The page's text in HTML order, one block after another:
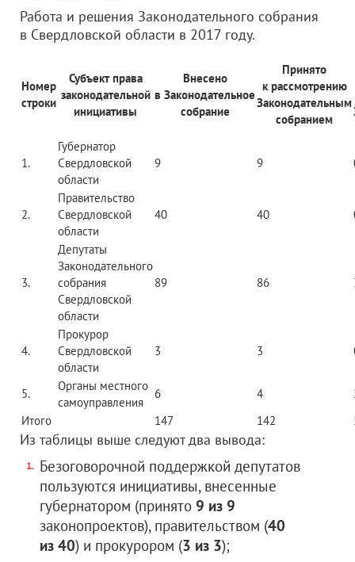
Работа и решения Законодательного собрания
в Свердловской области в 2017 году.
Номер
строки
Субъект права
законодательной
инициативы
Внесено
в Законодательное
собрание
Принято
к рассмотрению
Законодательным
собранием
1.
Губернатор
Свердловской
области
9 9
2.
Правительство
Свердловской
области
40 40
3.
Депутаты
Законодательного
собрания
Свердловской
области
89 86
4.
Прокурор
Свердловской
области
3 3
5.
Органы местного
самоуправления
6 4
Итого
147 142
Из таблицы выше следуют два вывода:
Безоговорочной поддержкой депутатов
пользуются инициативы, внесенные
губернатором (принято 9 из 9
законопроектов), правительством (40
из 40) и прокурором (3 из 3);